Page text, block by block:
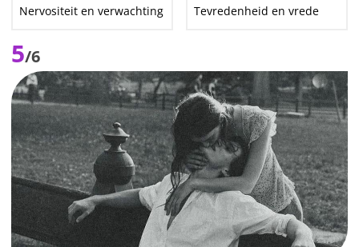
Nervositeit en verwachting Tevredenheid en vrede
5/6